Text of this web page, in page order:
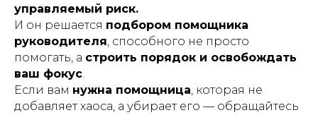
управляемый риск.
И он решается подбором помощника
руководителя, способного не просто
помогать, а строить порядок и освобождать
ваш фокус.
Если вам нужна помощница, которая не
добавляет хаоса, а убирает его — обращайтесь